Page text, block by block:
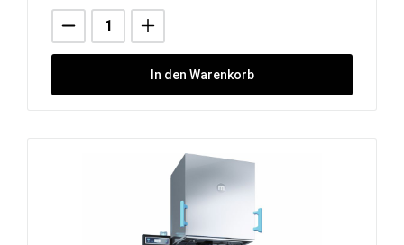
In den Warenkorb